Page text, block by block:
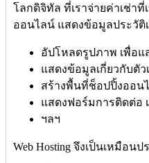
โลกดิจิทัล ที่เราจ่ายค่าเช่า
ออนไลน์ แสดงข้อมูลประวัติ
อัปโหลดรูปภาพ เพื่อ
แสดงข้อมูลเกี่ยวกับตั
สร้างพื้นที่ช็อปปิ้งออน
แสดงฟอร์มการติดต่อ
ฯลฯ
Web Hosting จึงเป็นเหมือ